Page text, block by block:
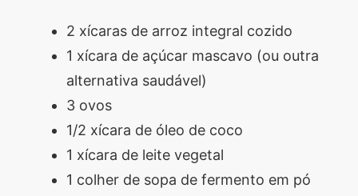
2 xícaras de arroz integral cozido
1 xícara de açúcar mascavo (ou outra
alternativa saudável)
3 ovos
1/2 xícara de óleo de coco
1 xícara de leite vegetal
1 colher de sopa de fermento em pó